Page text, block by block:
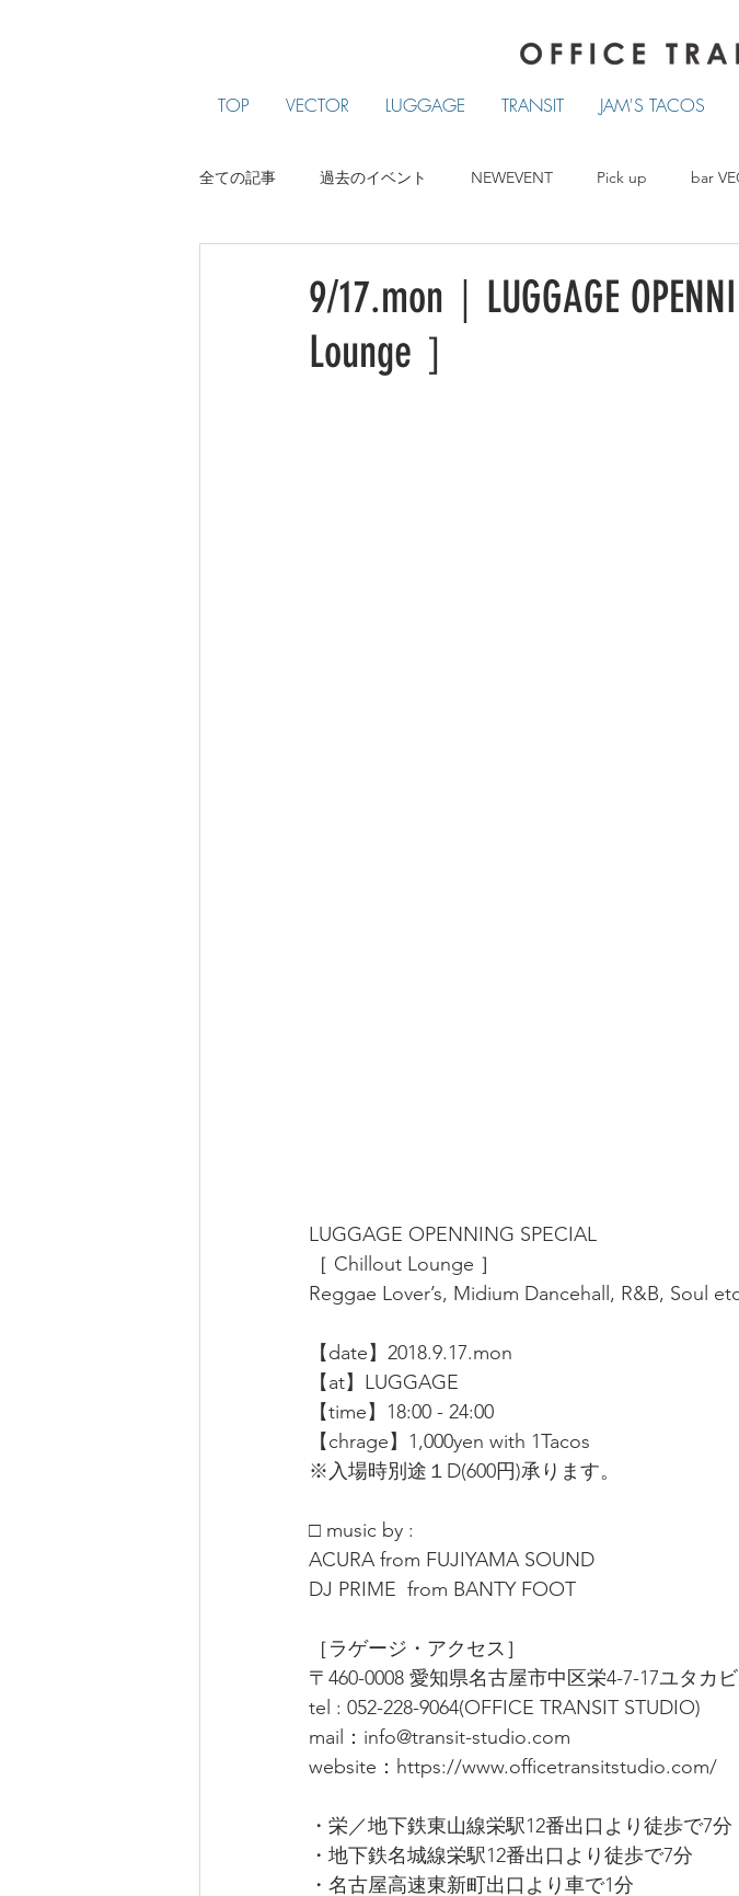
TOP VECTOR LUGGAGE TRANSIT JAM'S TACOS
全ての記事 過去のイベント NEWEVENT Pick up bar
9/17.mon｜LUGGAGE
Lounge ］
LUGGAGE OPENNING SPECIAL
［ Chillout Lounge ］
Reggae Lover’s, Midium Dancehall, R&B, Soul
【date】2018.9.17.mon
【at】LUGGAGE
【time】18:00 - 24:00
【chrage】1,000yen with 1Tacos
※入場時別途１D(600円)承ります。
□ music by :
ACURA from FUJIYAMA SOUND
DJ PRIME  from BANTY FOOT
［ラゲージ・アクセス］
〒460-0008 愛知県名古屋市中区栄4-7-17ユタカ
tel : 052-228-9064(OFFICE TRANSIT STUDIO)
mail： info@transit-studio.com
website： https://www.officetransitstudio.com/
・栄／地下鉄東山線栄駅12番出口より徒歩で7分
・地下鉄名城線栄駅12番出口より徒歩で7分
・名古屋高速東新町出口より車で1分